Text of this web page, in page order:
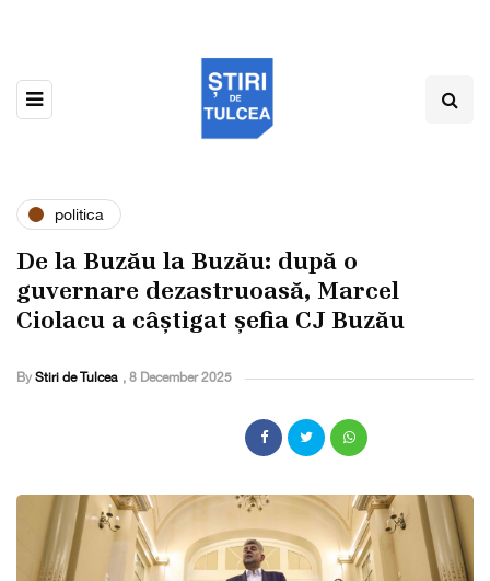
politica
De la Buzău la Buzău: după o
guvernare dezastruoasă, Marcel
Ciolacu a câștigat șefia CJ Buzău
By Stiri de Tulcea , 8 December 2025